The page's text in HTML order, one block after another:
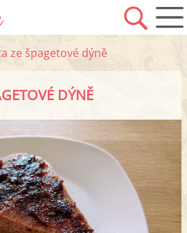
ze špagetové dýně
DÝNĚ